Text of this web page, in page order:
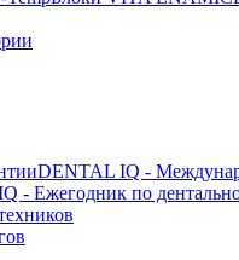
DENTAL IQ -
- Ежегодник по